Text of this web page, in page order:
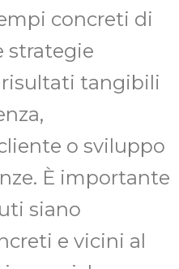
concreti di
strategie
tangibili
o sviluppo
È importante
siano
e vicini al